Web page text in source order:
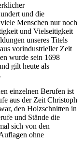
und die
Menschen nur noch
und Vielseitigkeit
unseres Titels
vorindustrieller Zeit
wurde sein 1698
gilt heute als
einzelnen Berufen ist
aus der Zeit Christoph
den Holzschnitten in
und Stände die
sich von den
ohne